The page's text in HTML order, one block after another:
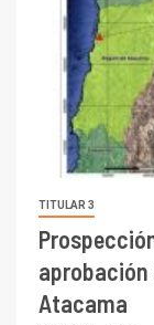
TITULAR 3
aprobación
Atacama